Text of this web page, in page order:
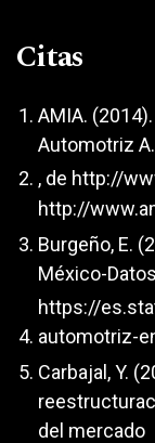
Citas
AMIA.
Automotriz
, de http://
http://
Burgeño, E.
México-
https://
automotriz-
Carbajal, Y.
del mercado